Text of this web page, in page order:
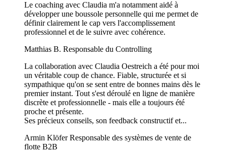
Le coaching avec Claudia m'a notamment aidé à
développer une boussole personnelle qui me permet de
définir clairement le cap vers l'accomplissement
professionnel et de le suivre avec cohérence.
Matthias B. Responsable du Controlling
La collaboration avec Claudia Oestreich a été pour moi
un véritable coup de chance. Fiable, structurée et si
sympathique qu'on se sent entre de bonnes mains dès le
premier instant. Tout s'est déroulé en ligne de manière
discrète et professionnelle - mais elle a toujours été
proche et présente.
Ses précieux conseils, son feedback constructif et...
Armin KlöferResponsable des systèmes de vente de
flotte B2B